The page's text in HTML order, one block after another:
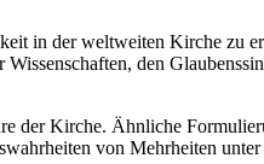
in der weltweiten Kirche zu
den
der Kirche. Ähnliche
von Mehrheiten